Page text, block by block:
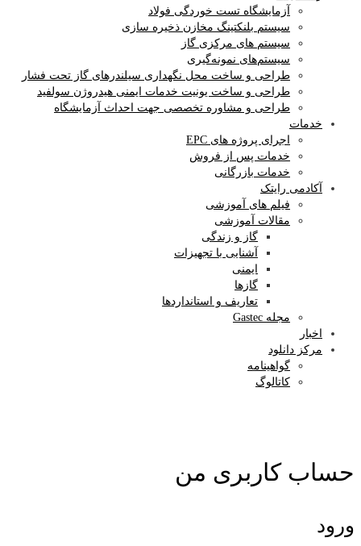
آزمایشگاه‌ تست خوردگی فولاد
سیستم بلنکتینگ مخازن ذخیره سازی
سیستم های مرکزی گاز
سیستم‌های نمونه‌گیری
طراحی و ساخت محل نگهداری سیلندرهای گاز تحت فشار
طراحی و ساخت یونیت خدمات ایمنی هیدروژن سولفید
طراحی و مشاوره تخصصی جهت احداث آزمایشگاه
خدمات
اجرای پروژه های EPC
خدمات پس از فروش
خدمات بازرگانی
آکادمی رایتک
فیلم های آموزشی
مقالات آموزشی
گاز و زندگی
آشنایی با تجهیزات
ایمنی
گازها
تعاریف و استانداردها
مجله Gastec
اخبار
مرکز دانلود
گواهینامه
کاتالوگ
حساب کاربری من
ورود